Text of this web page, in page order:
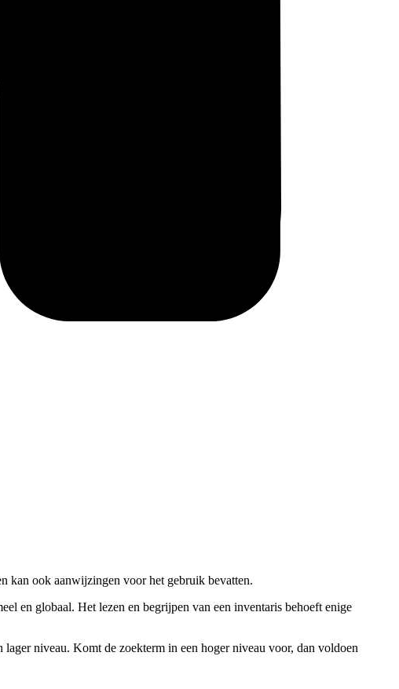
kan ook aanwijzingen voor het gebruik bevatten.
en globaal. Het lezen en begrijpen van een inventaris behoeft enige
niveau. Komt de zoekterm in een hoger niveau voor, dan voldoen